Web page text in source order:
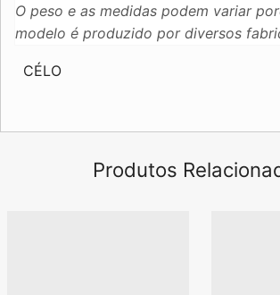
O peso e as medidas podem variar
modelo é produzido por diversos
CÉLO
Produtos